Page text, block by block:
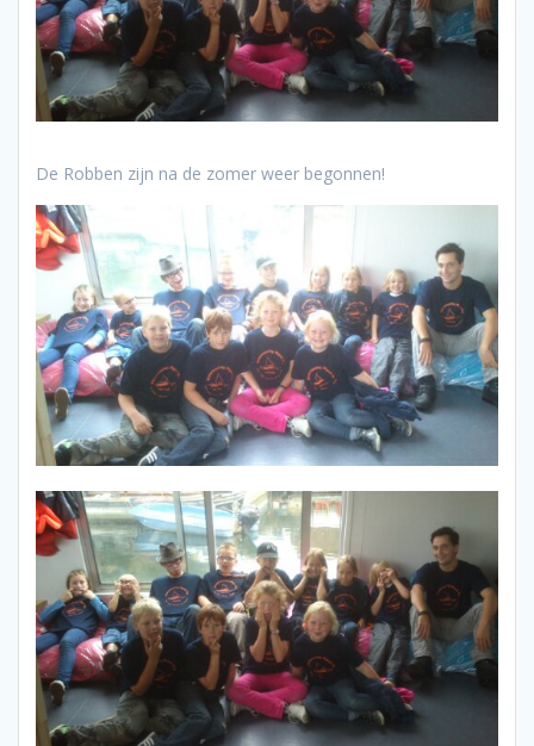
De Robben zijn na de zomer weer begonnen!